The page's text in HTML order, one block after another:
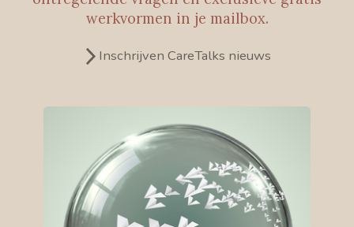
werkvormen in je mailbox.
Inschrijven CareTalks nieuws